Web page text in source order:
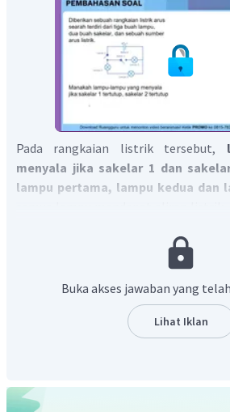
Pada rangkaian listrik tersebut,
menyala jika sakelar 1 dan
lampu pertama, lampu kedua dan
Buka akses jawaban yang
Lihat Iklan